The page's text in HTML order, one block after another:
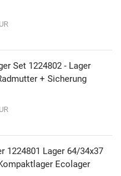
Set 1224802 - Lager
+ Sicherung
1224801 Lager 64/34x37
Ecolager